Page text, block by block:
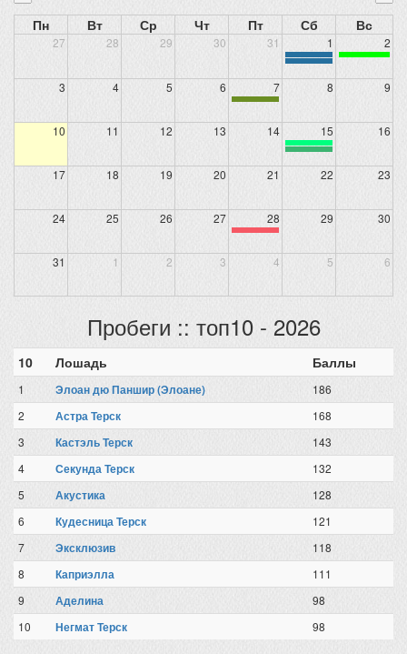
Пн Вт Ср Чт Пт Сб Вс
27 28 29 30 31 1 2
3 4 5 6 7 8 9
10 11 12 13 14 15 16
17 18 19 20 21 22 23
24 25 26 27 28 29 30
31 1 2 3 4 5 6
Пробеги :: топ10 - 2026
10 Лошадь Баллы
1 Элоан дю Паншир (Элоане)
186
2
Астра Терск
168
3
Кастэль Терск
143
4
Секунда Терск
132
5
Акустика
128
6
Кудесница Терск
121
7
Эксклюзив
118
8
Каприэлла
111
9
Аделина
98
10
Негмат Терск 98